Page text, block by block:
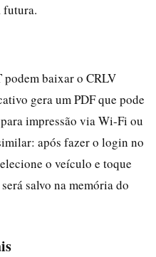
futura.
baixar o CRLV
gera um PDF que pode
impressão via Wi-Fi ou
após fazer o login no
o veículo e toque
salvo na memória do